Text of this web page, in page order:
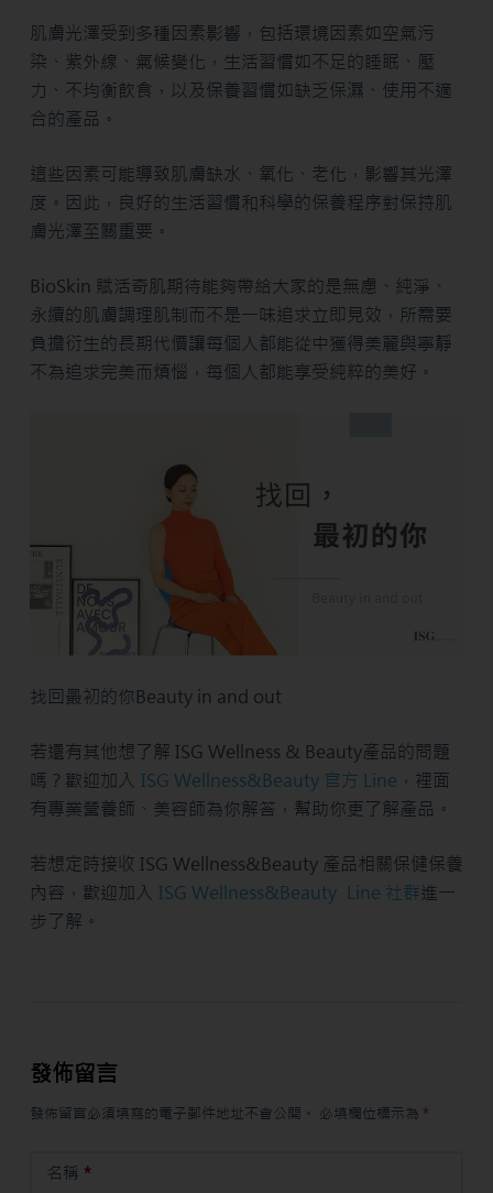
肌膚光澤受到多種因素影響，包括環境因素如空氣污
染、紫外線、氣候變化，生活習慣如不足的睡眠、壓
力、不均衡飲食，以及保養習慣如缺乏保濕、使用不適
合的產品。
這些因素可能導致肌膚缺水、氧化、老化，影響其光澤
度。因此，良好的生活習慣和科學的保養程序對保持肌
膚光澤至關重要。
BioSkin 賦活奇肌期待能夠帶給大家的是無慮、純淨、
永續的肌膚調理肌制而不是一味追求立即見效，所需要
負擔衍生的長期代價讓每個人都能從中獲得美麗與寧靜
不為追求完美而煩惱，每個人都能享受純粹的美好。
找回最初的你Beauty in and out
若還有其他想了解 ISG Wellness & Beauty產品的問題
嗎？歡迎加入 ISG Wellness&Beauty 官方 Line ，裡面
有專業營養師、美容師為你解答，幫助你更了解產品。
若想定時接收 ISG Wellness&Beauty 產品相關保健保養
內容，歡迎加入 ISG Wellness&Beauty Line 社群進一
步了解。
發佈留言
發佈留言必須填寫的電子郵件地址不會公開。 必填欄位標示為 *
名稱 *